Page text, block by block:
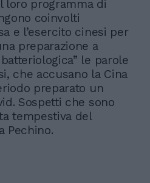
loro programma di
coinvolti
e l’esercito cinesi per
preparazione a
le parole
che accusano la Cina
preparato un
Sospetti che sono
tempestiva del
Pechino.